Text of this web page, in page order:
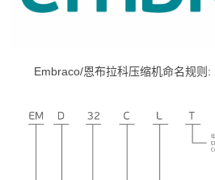
Embraco/恩布拉科压缩机命名规则: